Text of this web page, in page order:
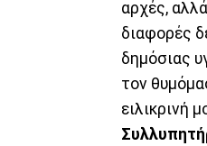
αρχές,
διαφορές
δημόσιας
τον
ειλικρινή